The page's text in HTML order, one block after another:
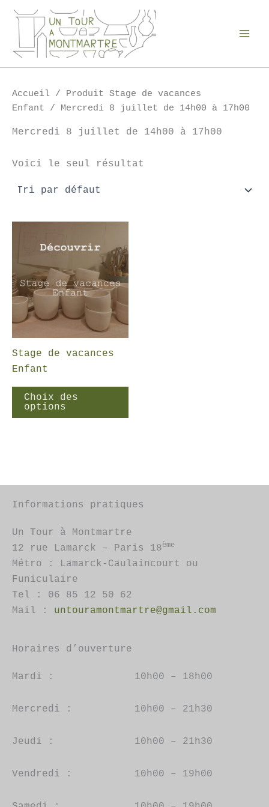
Aller
contenu
Accueil / Produit Stage de vacances
Enfant / Mercredi 8 juillet de 14h00 à 17h00
Mercredi 8 juillet de 14h00 à 17h00
Voici le seul résultat
Stage de vacances
Enfant
Choix des
options
Ce
a
choisies
sur
la
du
produit
Informations pratiques
Un Tour à Montmartre
12 rue Lamarck – Paris 18ème
Métro : Lamarck-Caulaincourt ou
Funiculaire
Tel : 06 85 12 50 62
Mail : untouramontmartre@gmail.com
Horaires d’ouverture
Mardi : 10h00 – 18h00
Mercredi : 10h00 – 21h30
Jeudi : 10h00 – 21h30
Vendredi : 10h00 – 19h00